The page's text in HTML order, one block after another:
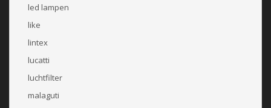
led lampen
like
lintex
lucatti
luchtfilter
malaguti